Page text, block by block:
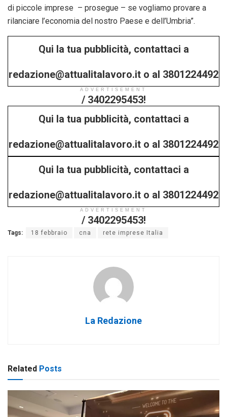
di piccole imprese – prosegue – se vogliamo provare a
rilanciare l’economia del nostro Paese e dell’Umbria”.
Qui la tua pubblicità, contattaci a
redazione@attualitalavoro.it o al 3801224492
/ 3402295453!
ADVERTISEMENT
Qui la tua pubblicità, contattaci a
redazione@attualitalavoro.it o al 3801224492
/ 3402295453!
Qui la tua pubblicità, contattaci a
redazione@attualitalavoro.it o al 3801224492
/ 3402295453!
ADVERTISEMENT
Tags: 18 febbraio cna rete imprese Italia
La Redazione
Related Posts